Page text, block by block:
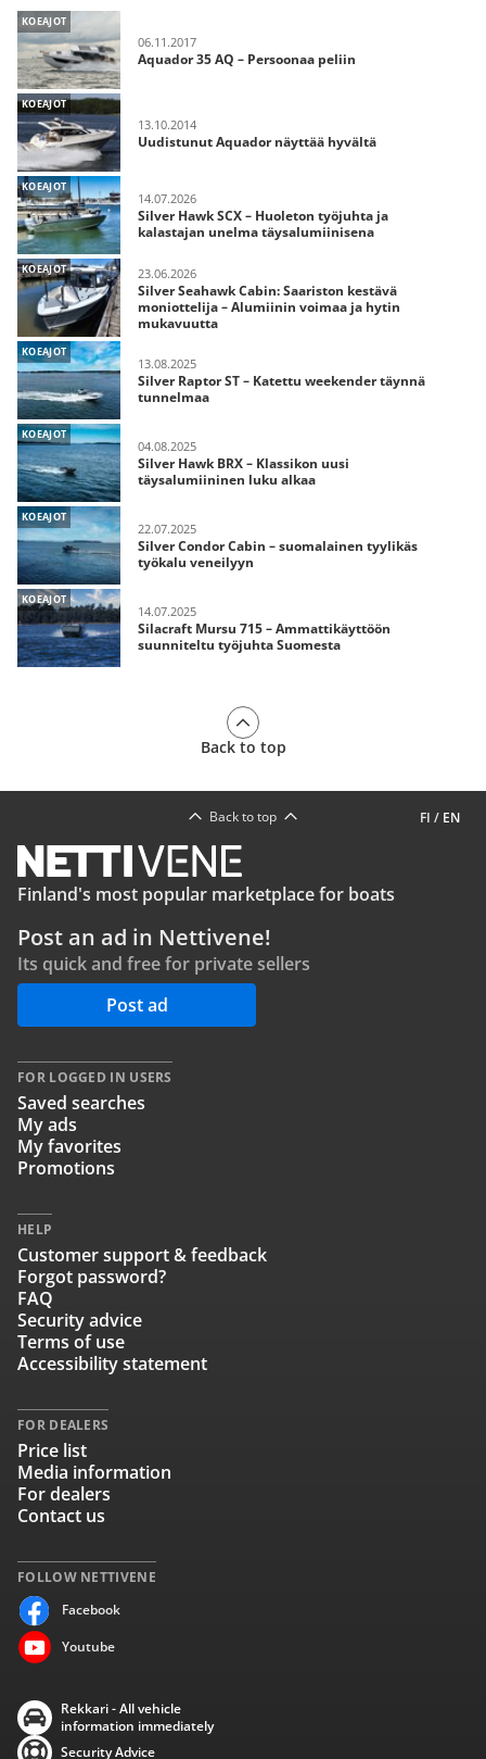
KOEAJOT
06.11.2017
Aquador 35 AQ – Persoonaa peliin
KOEAJOT
13.10.2014
Uudistunut Aquador näyttää hyvältä
KOEAJOT
14.07.2026
Silver Hawk SCX – Huoleton työjuhta ja
kalastajan unelma täysalumiinisena
KOEAJOT 23.06.2026
Silver Seahawk Cabin: Saariston kestävä
moniottelija – Alumiinin voimaa ja hytin
mukavuutta
KOEAJOT
13.08.2025
Silver Raptor ST – Katettu weekender täynnä
tunnelmaa
KOEAJOT
04.08.2025
Silver Hawk BRX – Klassikon uusi
täysalumiininen luku alkaa
KOEAJOT
22.07.2025
Silver Condor Cabin – suomalainen tyylikäs
työkalu veneilyyn
KOEAJOT
14.07.2025
Silacraft Mursu 715 – Ammattikäyttöön
suunniteltu työjuhta Suomesta
Back to top
FI / EN
Back to top
Finland's most popular marketplace for boats
Post an ad in Nettivene!
Its quick and free for private sellers
Post ad
FOLLOW NETTIVENE
Facebook
Youtube
FOR LOGGED IN USERS
Saved searches
My ads
My favorites
Promotions
HELP
Customer support & feedback
Forgot password?
FAQ
Security advice
Terms of use
Accessibility statement
FOR DEALERS
Price list
Media information
For dealers
Contact us
Rekkari - All vehicle
information immediately
Security Advice